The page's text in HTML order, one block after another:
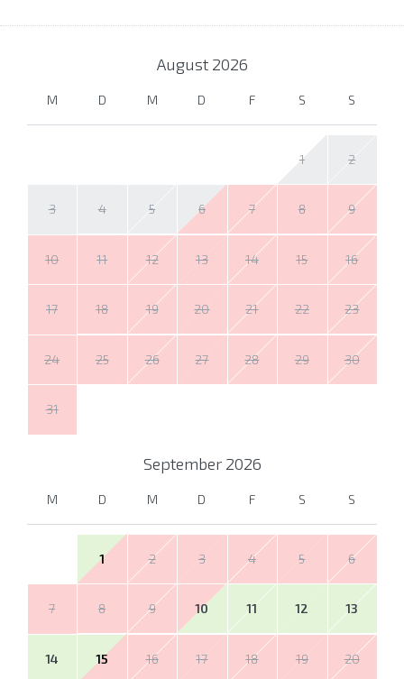
August 2026
M D M D F S S
1 2
3 4 5 6 7 8 9
10 11 12 13 14 15 16
17 18 19 20 21 22 23
24 25 26 27 28 29 30
31
September 2026
M D M D F S S
1 2 3 4 5 6
7 8 9 10 11 12 13
14 15 16 17 18 19 20